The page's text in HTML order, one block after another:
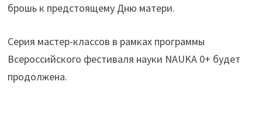
брошь к предстоящему Дню матери.
Серия мастер-классов в рамках программы
Всероссийского фестиваля науки NAUKA 0+ будет
продолжена.